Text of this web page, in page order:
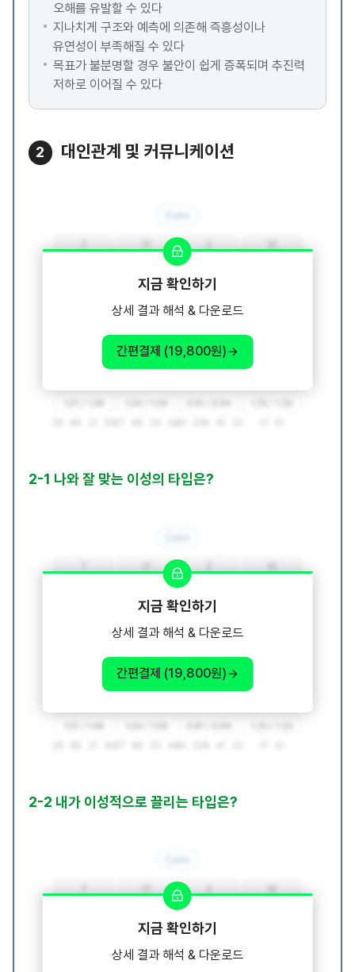
오해를 유발할 수 있다
지나치게 구조와 예측에 의존해 즉흥성이나
유연성이 부족해질 수 있다
목표가 불분명할 경우 불안이 쉽게 증폭되며 추진력
저하로 이어질 수 있다
2 대인관계 및 커뮤니케이션
지금 확인하기
상세 결과 해석 & 다운로드
간편결제 (19,800원)
2-1 나와 잘 맞는 이성의 타입은?
지금 확인하기
상세 결과 해석 & 다운로드
간편결제 (19,800원)
2-2 내가 이성적으로 끌리는 타입은?
지금 확인하기
상세 결과 해석 & 다운로드